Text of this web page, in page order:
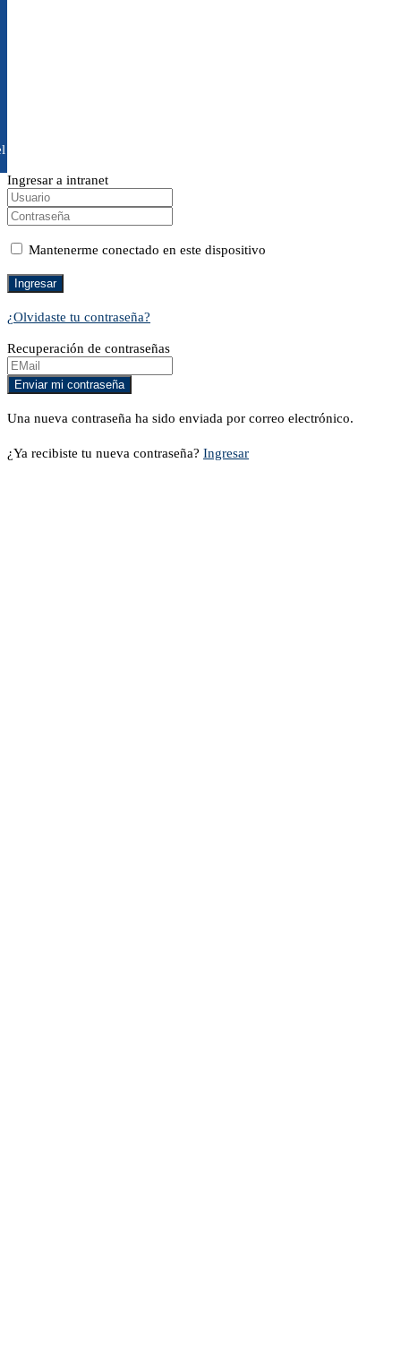
Ingresar a intranet
Mantenerme conectado en este dispositivo
¿Olvidaste tu contraseña?
Recuperación de contraseñas
Una nueva contraseña ha sido enviada por correo electrónico.
¿Ya recibiste tu nueva contraseña? Ingresar